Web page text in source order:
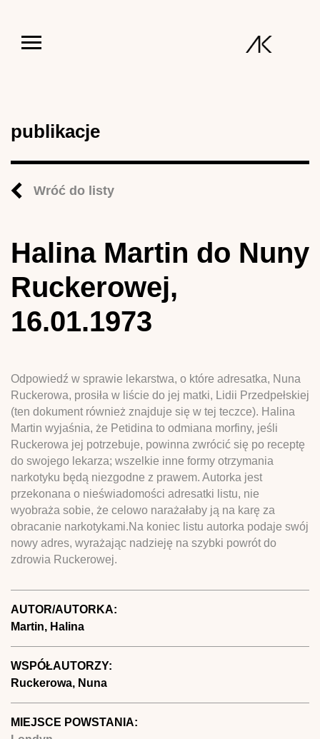
publikacje
Wróć do listy
Halina Martin do Nuny
Ruckerowej,
16.01.1973
Odpowiedź w sprawie lekarstwa, o które adresatka, Nuna
Ruckerowa, prosiła w liście do jej matki, Lidii Przedpełskiej
(ten dokument również znajduje się w tej teczce). Halina
Martin wyjaśnia, że Petidina to odmiana morfiny, jeśli
Ruckerowa jej potrzebuje, powinna zwrócić się po receptę
do swojego lekarza; wszelkie inne formy otrzymania
narkotyku będą niezgodne z prawem. Autorka jest
przekonana o nieświadomości adresatki listu, nie
wyobraża sobie, że celowo narażałaby ją na karę za
obracanie narkotykami.Na koniec listu autorka podaje swój
nowy adres, wyrażając nadzieję na szybki powrót do
zdrowia Ruckerowej.
AUTOR/AUTORKA:
Martin, Halina
WSPÓŁAUTORZY:
Ruckerowa, Nuna
MIEJSCE POWSTANIA: